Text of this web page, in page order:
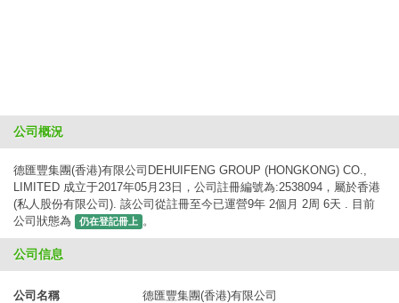
公司概況
德匯豐集團(香港)有限公司DEHUIFENG GROUP (HONGKONG) CO.,
LIMITED 成立于2017年05月23日，公司註冊編號為:2538094，屬於香港
(私人股份有限公司). 該公司從註冊至今已運營9年 2個月 2周 6天 . 目前
公司狀態為
仍在登記冊上 。
公司信息
公司名稱 德匯豐集團(香港)有限公司